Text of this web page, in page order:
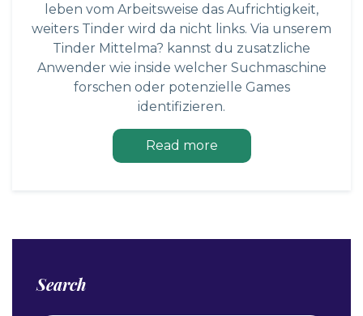
leben vom Arbeitsweise das Aufrichtigkeit,
weiters Tinder wird da nicht links. Via unserem
Tinder Mittelma? kannst du zusatzliche
Anwender wie inside welcher Suchmaschine
forschen oder potenzielle Games
identifizieren.
Read more
Search